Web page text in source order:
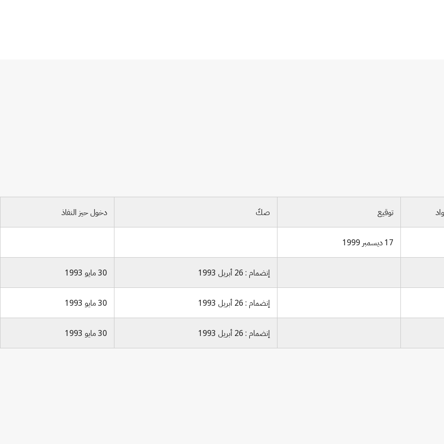
توقيع صكّ دخول حيز النفاذ
17 ديسمبر 1999
إنضمام : 26 أبريل 1993 30 مايو 1993
إنضمام : 26 أبريل 1993 30 مايو 1993
إنضمام : 26 أبريل 1993 30 مايو 1993